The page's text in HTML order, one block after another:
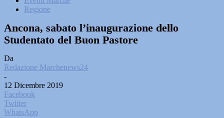
Regione
Ancona, sabato l’inaugurazione dello
Studentato del Buon Pastore
Da
Redazione Marchenews24
-
12 Dicembre 2019
Facebook
Twitter
WhatsApp